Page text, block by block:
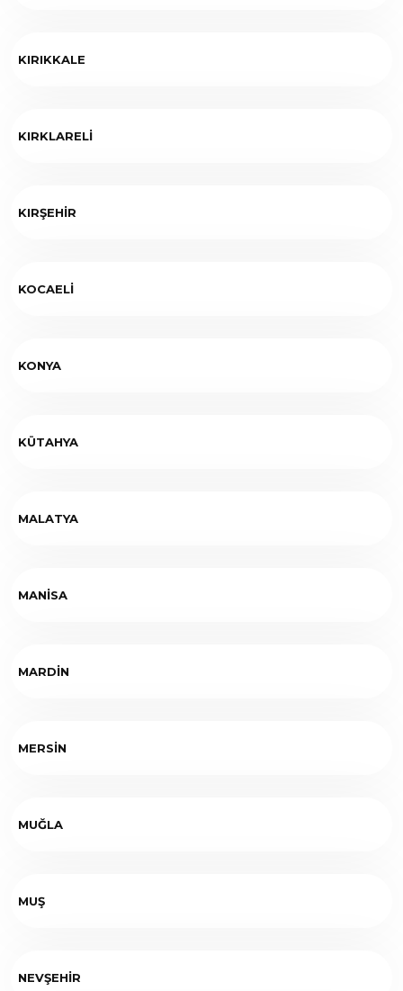
KIRIKKALE
KIRKLARELİ
KIRŞEHİR
KOCAELİ
KONYA
KÜTAHYA
MALATYA
MANİSA
MARDİN
MERSİN
MUĞLA
MUŞ
NEVŞEHİR